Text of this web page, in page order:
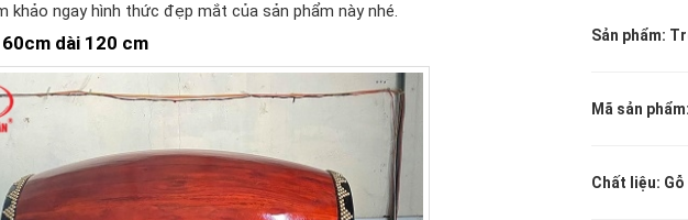
khảo ngay hình thức đẹp mắt của sản phẩm này nhé.
dài 120 cm Sản phẩm:
Mã sản
Chất liệu: